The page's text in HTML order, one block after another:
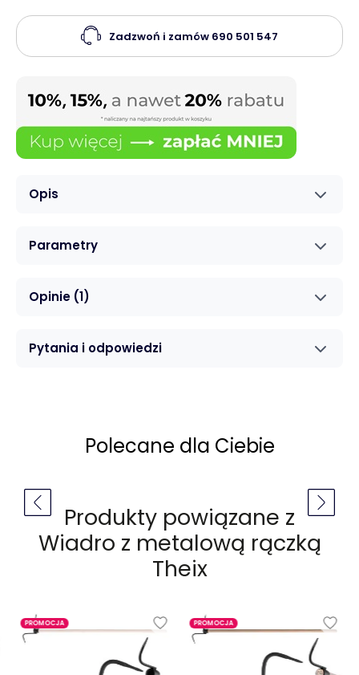
Opis
Parametry
Opinie (1)
Pytania i odpowiedzi
Zadzwoń i zamów 690 501 547
Polecane dla Ciebie
Produkty powiązane z
Wiadro z metalową rączką
Theix
PROMOCJA PROMOCJA